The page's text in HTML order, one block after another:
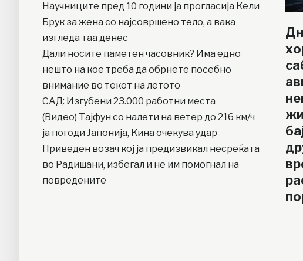
Научниците пред 10 години ја прогласија Кели
Брук за жена со најсовршено тело, а вака
изгледа таа денес
Дали носите паметен часовник? Има едно
нешто на кое треба да обрнете посебно
внимание во текот на летото
САД: Изгубени 23.000 работни места
(Видео) Тајфун со налети на ветер до 216 км/ч
ја погоди Јапонија, Кина очекува удар
Приведен возач кој ја предизвикал несреќата
во Радишани, избегал и не им помогнал на
повредените